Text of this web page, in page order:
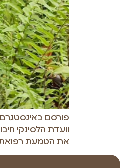
פורסם
וועדת הלסינקי
את הטמעת רפואת